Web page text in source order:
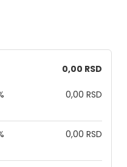
0,00 RSD
0,00 RSD
0,00 RSD